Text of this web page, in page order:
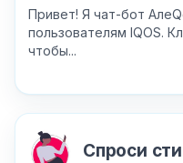
Привет! Я чат-бот
пользователям IQOS.
чтобы...
Спроси